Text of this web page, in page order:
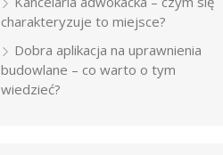
charakteryzuje to miejsce?
Dobra aplikacja na uprawnienia
budowlane – co warto o tym
wiedzieć?